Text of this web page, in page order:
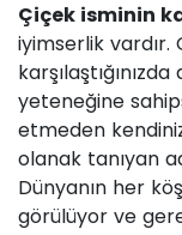
Çiçek isminin
iyimserlik vardır.
yeteneğine
etmeden
olanak tanıyan
Dünyanın her
görülüyor ve